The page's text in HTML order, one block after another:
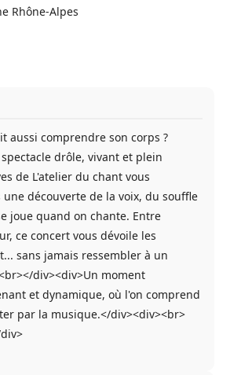
Rhône-Alpes
aussi comprendre son corps ?
drôle, vivant et plein
de L'atelier du chant vous
découverte de la voix, du souffle
joue quand on chante. Entre
ce concert vous dévoile les
sans jamais ressembler à un
div><div>Un moment
et dynamique, où l'on comprend
par la musique.</div><div><br>